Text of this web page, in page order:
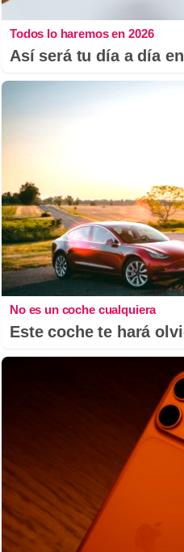
Todos lo haremos en 2026
Así será tu día a día
No es un coche cualquiera
Este coche te hará